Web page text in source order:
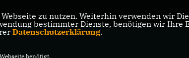
zu nutzen. Weiterhin verwenden wir
bestimmter Dienste, benötigen wir
Datenschutzerklärung.
benötigt.